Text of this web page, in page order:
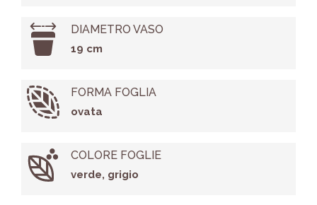
DIAMETRO VASO
19 cm
FORMA FOGLIA
ovata
COLORE FOGLIE
verde, grigio